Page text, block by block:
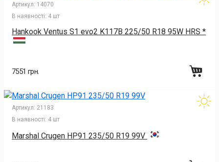
Артикул: 14070
В наявності: 4 шт
Hankook Ventus S1 evo2 K117B 225/50 R18 95W HRS *
7551 грн.
Артикул: 21183
В наявності: 4 шт
Marshal Crugen HP91 235/50 R19 99V